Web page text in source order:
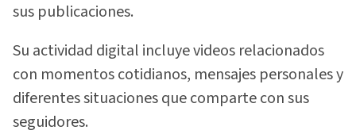
sus publicaciones.
Su actividad digital incluye videos relacionados
con momentos cotidianos, mensajes personales y
diferentes situaciones que comparte con sus
seguidores.